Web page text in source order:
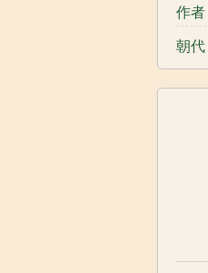
作者
朝代